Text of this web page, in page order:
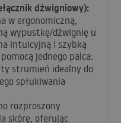
dźwigniowy):
w ergonomiczną,
wypustkę/dźwignię u
intuicyjną i szybką
jednego palca:
strumień idealny do
spłukiwania
rozproszony
skórę, oferując